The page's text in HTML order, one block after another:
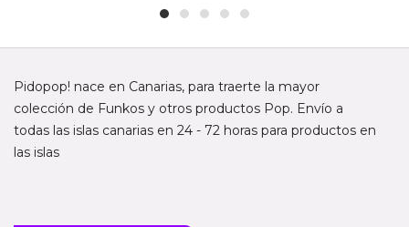
Pidopop! nace en Canarias, para traerte la mayor
colección de Funkos y otros productos Pop. Envío a
todas las islas canarias en 24 - 72 horas para productos en
las islas